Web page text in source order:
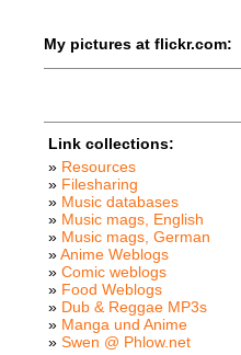
My pictures at flickr.com:
Link collections:
» Resources
» Filesharing
» Music databases
» Music mags, English
» Music mags, German
»Anime Weblogs
» Comic weblogs
» Food Weblogs
» Dub & Reggae MP3s
» Manga und Anime
» Swen @ Phlow.net